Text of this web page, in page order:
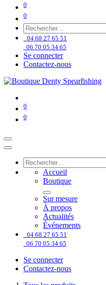
0
0
04 68 27 65 51
06 70 05 34 65
Se connecter
Contactez-nous
0
0
Accueil
Boutique
Sur mesure
À propos
Actualités
Événements
04 68 27 65 51
06 70 05 34 65
Se connecter
Contactez-nous